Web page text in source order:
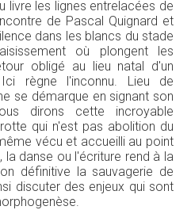
livre les lignes entrelacées de
de Pascal Quignard et
dans les blancs du stade
où plongent les
obligé au lieu natal d'un
règne l'inconnu. Lieu de
se démarque en signant son
dirons cette incroyable
qui n'est pas abolition du
vécu et accueilli au point
la danse ou l'écriture rend à la
définitive la sauvagerie de
discuter des enjeux qui sont